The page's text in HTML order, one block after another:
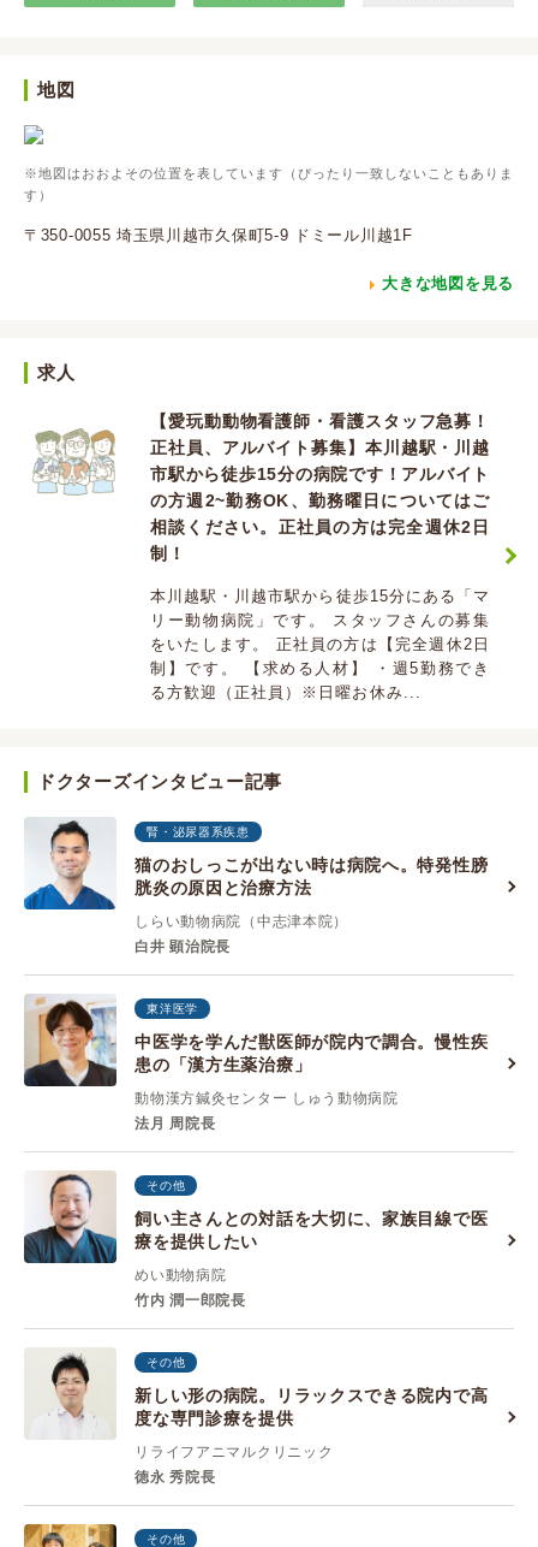
地図
※地図はおおよその位置を表しています（ぴったり一致しないこともありま
す）
〒350-0055 埼玉県川越市久保町5-9 ドミール川越1F
大きな地図を見る
求人
【愛玩動動物看護師・看護スタッフ急募！
正社員、アルバイト募集】本川越駅・川越
市駅から徒歩15分の病院です！アルバイト
の方週2~勤務OK、勤務曜日についてはご
相談ください。正社員の方は完全週休2日
制！
本川越駅・川越市駅から徒歩15分にある「マ
リー動物病院」です。 スタッフさんの募集
をいたします。 正社員の方は【完全週休2日
制】です。 【求める人材】 ・週5勤務でき
る方歓迎（正社員）※日曜お休み...
ドクターズインタビュー記事
腎・泌尿器系疾患
猫のおしっこが出ない時は病院へ。特発性膀
胱炎の原因と治療方法
しらい動物病院（中志津本院）
白井 顕治院長
東洋医学
中医学を学んだ獣医師が院内で調合。慢性疾
患の「漢方生薬治療」
動物漢方鍼灸センター しゅう動物病院
法月 周院長
その他
飼い主さんとの対話を大切に、家族目線で医
療を提供したい
めい動物病院
竹内 潤一郎院長
その他
新しい形の病院。リラックスできる院内で高
度な専門診療を提供
リライフアニマルクリニック
徳永 秀院長
その他